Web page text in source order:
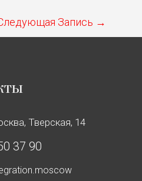
Запись →
Тверская, 14
37 90